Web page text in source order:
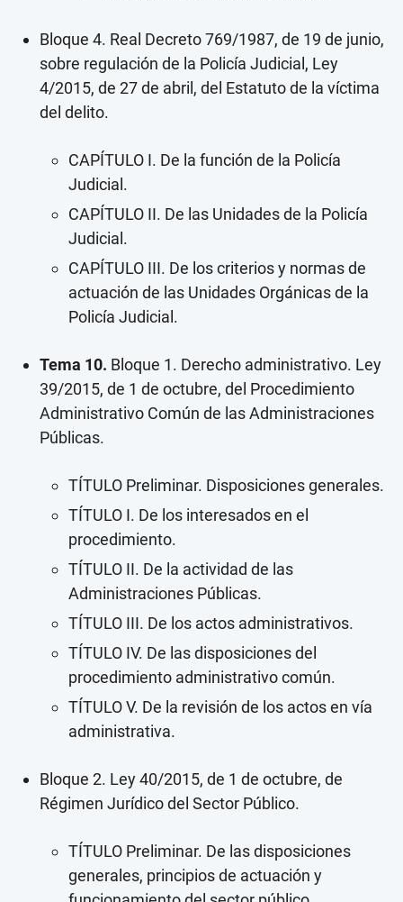
Bloque 4. Real Decreto 769/1987, de 19 de junio,
sobre regulación de la Policía Judicial, Ley
4/2015, de 27 de abril, del Estatuto de la víctima
del delito.
CAPÍTULO I. De la función de la Policía
Judicial.
CAPÍTULO II. De las Unidades de la Policía
Judicial.
CAPÍTULO III. De los criterios y normas de
actuación de las Unidades Orgánicas de la
Policía Judicial.
Tema 10. Bloque 1. Derecho administrativo. Ley
39/2015, de 1 de octubre, del Procedimiento
Administrativo Común de las Administraciones
Públicas.
TÍTULO Preliminar. Disposiciones generales.
TÍTULO I. De los interesados en el
procedimiento.
TÍTULO II. De la actividad de las
Administraciones Públicas.
TÍTULO III. De los actos administrativos.
TÍTULO IV. De las disposiciones del
procedimiento administrativo común.
TÍTULO V. De la revisión de los actos en vía
administrativa.
Bloque 2. Ley 40/2015, de 1 de octubre, de
Régimen Jurídico del Sector Público.
TÍTULO Preliminar. De las disposiciones
generales, principios de actuación y